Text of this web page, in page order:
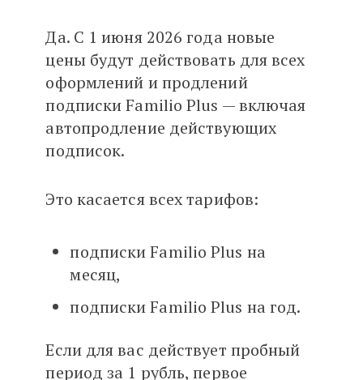
Да. С 1 июня 2026 года новые
цены будут действовать для всех
оформлений и продлений
подписки Familio Plus — включая
автопродление действующих
подписок.
Это касается всех тарифов:
подписки Familio Plus на
месяц,
подписки Familio Plus на год.
Если для вас действует пробный
период за 1 рубль, первое